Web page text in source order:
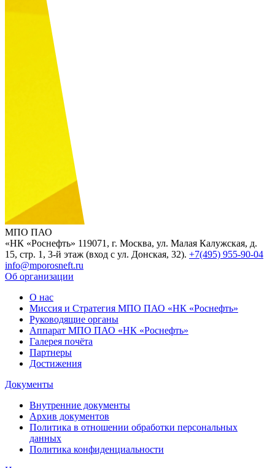
МПО ПАО
«НК «Роснефть» 119071, г. Москва, ул. Малая Калужская, д.
15, стр. 1, 3-й этаж (вход с ул. Донская, 32). +7(495) 955-90-04
info@mporosneft.ru
Об организации
О нас
Миссия и Стратегия МПО ПАО «НК «Роснефть»
Руководящие органы
Аппарат МПО ПАО «НК «Роснефть»
Галерея почёта
Партнеры
Достижения
Документы
Внутренние документы
Архив документов
Политика в отношении обработки персональных
данных
Политика конфиденциальности